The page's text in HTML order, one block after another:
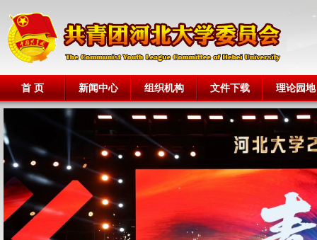
首 页 新闻中心 组织机构 文件下载 理论园地